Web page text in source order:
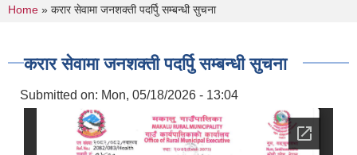
You are here
Home » करार सेवामा जनशक्ती पदर्पुि सम्बन्धी सुचना
करार सेवामा जनशक्ती पदर्पुि सम्बन्धी सुचना
Submitted on: Mon, 05/18/2026 - 13:04